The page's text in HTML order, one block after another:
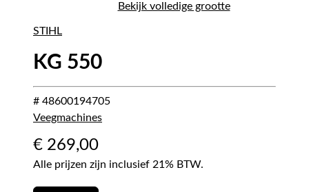
Bekijk volledige grootte
STIHL
KG 550
# 48600194705
Veegmachines
€ 269,00
Alle prijzen zijn inclusief 21% BTW.